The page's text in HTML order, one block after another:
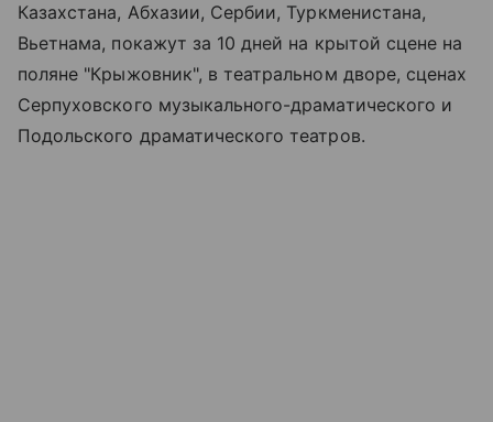
Казахстана, Абхазии, Сербии, Туркменистана,
Вьетнама, покажут за 10 дней на крытой сцене на
поляне "Крыжовник", в театральном дворе, сценах
Серпуховского музыкального-драматического и
Подольского драматического театров.